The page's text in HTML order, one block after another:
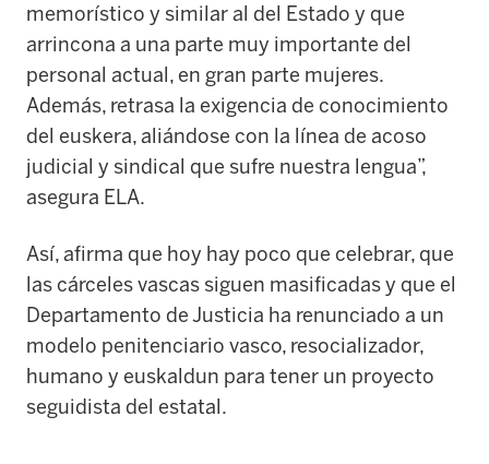
memorístico y similar al del Estado y que
arrincona a una parte muy importante del
personal actual, en gran parte mujeres.
Además, retrasa la exigencia de conocimiento
del euskera, aliándose con la línea de acoso
judicial y sindical que sufre nuestra lengua”,
asegura ELA.
Así, afirma que hoy hay poco que celebrar, que
las cárceles vascas siguen masificadas y que el
Departamento de Justicia ha renunciado a un
modelo penitenciario vasco, resocializador,
humano y euskaldun para tener un proyecto
seguidista del estatal.